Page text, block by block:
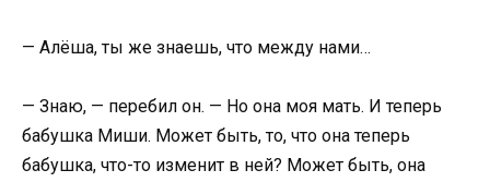
— Алёша, ты же знаешь, что между нами…
— Знаю, — перебил он. — Но она моя мать. И теперь
бабушка Миши. Может быть, то, что она теперь
бабушка, что-то изменит в ней? Может быть, она